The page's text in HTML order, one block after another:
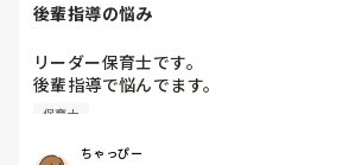
後輩指導の悩み
リーダー保育士です。
後輩指導で悩んでます。
初めて年長を持つ後輩がいますが
いで様子見てると直前になるまで何もア
保育士
ちゃっぴー